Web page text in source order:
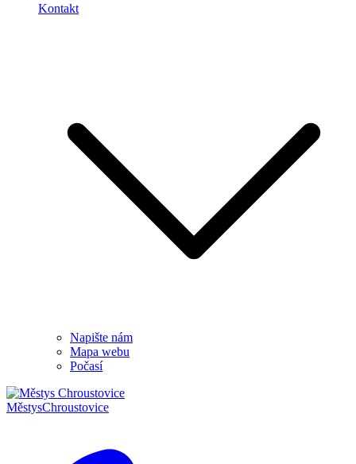
Kontakt
Napište nám
Mapa webu
Počasí
MěstysChroustovice